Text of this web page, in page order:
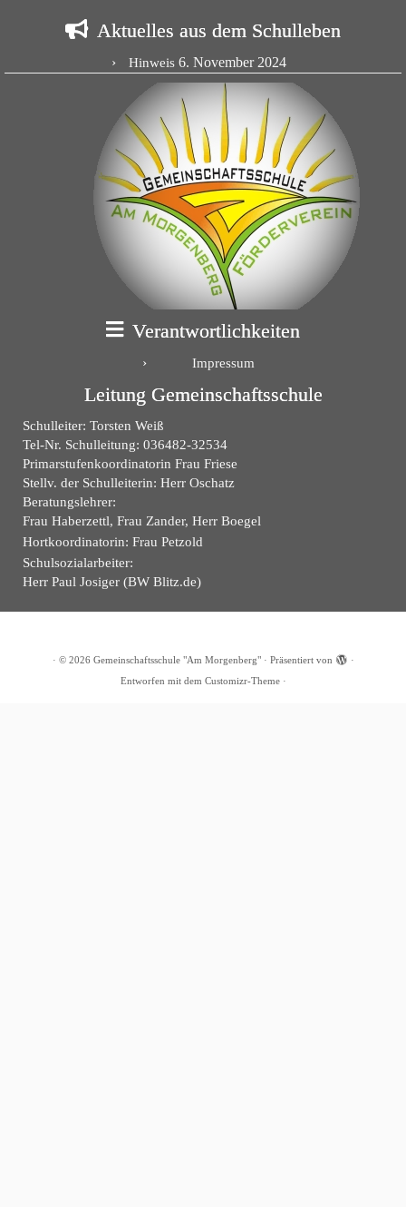
Aktuelles aus dem Schulleben
Hinweis 6. November 2024
Verantwortlichkeiten
Impressum
Leitung Gemeinschaftsschule
Schulleiter: Torsten Weiß
Tel-Nr. Schulleitung: 036482-32534
Primarstufenkoordinatorin Frau Friese
Stellv. der Schulleiterin: Herr Oschatz
Beratungslehrer:
Frau Haberzettl, Frau Zander, Herr Boegel
Hortkoordinatorin: Frau Petzold
Schulsozialarbeiter:
Herr Paul Josiger (BW Blitz.de)
· © 2026 Gemeinschaftsschule "Am Morgenberg"· Präsentiert von
·
Entworfen mit dem Customizr-Theme·